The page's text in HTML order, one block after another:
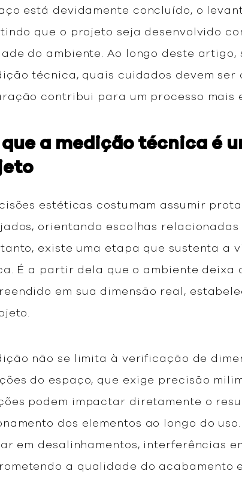
está devidamente concluído, o
que o projeto seja desenvolvido
do ambiente. Ao longo deste
técnica, quais cuidados devem
contribui para um processo mais
que a medição técnica é
estéticas costumam assumir
orientando escolhas
existe uma etapa que sustenta a
É a partir dela que o ambiente deixa
em sua dimensão real,
não se limita à verificação de
do espaço, que exige precisão
podem impactar diretamente o
dos elementos ao longo do
em desalinhamentos, interferências
a qualidade do acabamento